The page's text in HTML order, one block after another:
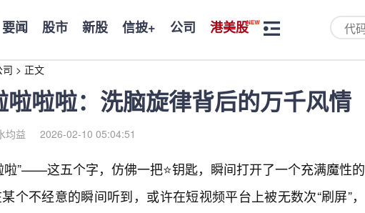
要闻 股市 新股 信披+ 公司 港美股
司 > 正文
啦啦啦：洗脑旋律背后的万千风情
均益 2026-02-10 05:04:51
啦”——这五个字，仿佛一把⭐钥匙，瞬间打开了一个充满魔性的
个不经意的瞬间听到，或许在短视频平台上被无数次“刷屏”，